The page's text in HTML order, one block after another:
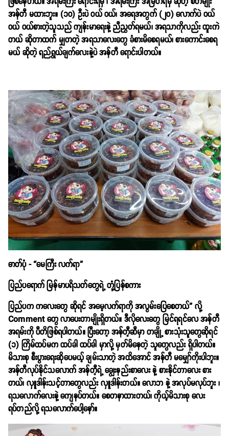
အန်တီ မထားဘူး။ (၁၀) ဦးပဲ ဝယ် ဝယ်၊ အရေအတွက် (၂၀) လောက်ပဲ ဝယ်
ဝယ် ဝယ်စားတဲ့သူသည် ကျန်းမာရေးနဲ့ ညီညွတ်ရမယ်၊ အရသာကိုလည်း ထူးကဲ
တယ် ဆိုတာထက် မျှတတဲ့ အရသာလေးတွေ ခံစားမိစေရမယ်၊ စားကောင်းစေရ
မယ် ဆိုတဲ့ ရည်ရွယ်ချက်လေးနဲ့ပဲ အန်တီ ရောင်းပါတယ်။
ဓာတ်ပုံ - “မေကြီး လက်ရာ”
ပြည်ပရောက် မြန်မာပရိသတ်တွေရဲ့ တုံ့ပြန်စကား
ပြည်ပက ကလေးတွေ ဆိုရင် အမေ့လက်ရာကို အလွမ်းပြေစေတယ်” လို့
Comment တွေ လာပေးတာမျိုးရှိတယ်။ ဒီလိုလေးတွေ မြင်ရရင်လေ အန်တီ
အရမ်းကို ပီတိဖြစ်ရပါတယ်။ ပြီးတော့ အန်တီ့ဆီမှာ တချို့ စားသုံးသူတွေဆိုရင်
(၁) ကြိမ်ထပ်မက ထပ်ခါ ထပ်ခါ မှာလို့ မှတ်မိနေတဲ့ သူတွေလည်း ရှိပါတယ်။
မိသားစု စီးပွားရေးဆိုပေမယ့် ချမ်းသာတဲ့ အထိအောင် အန်တီ မမျှော်ကိုးပါဘူး။
အန်တီလုပ်နိုင်သလောက် အန်တီ့ရဲ့ ချွေးနည်းစာလေး နဲ့ စားနိုင်တာလေး စား
တယ်၊ လှူဒါန်းသင့်တာတွေလည်း လှူဒါန်းတယ်။ လောဘ နဲ့ အလုပ်မလုပ်ဘူး ၊
ရသလောက်လေးနဲ့ ကျေနပ်တယ်။ စေတနာထားတယ်၊ ကိုယ့်မိသားစု လေး
ရပ်တည်လို့ ရသလောက်ပေါ့နော်။